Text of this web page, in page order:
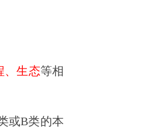
、生态等相
或B类的本